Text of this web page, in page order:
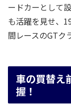
ードカーとして
も活躍を見せ、
間レースのGTク
車の買替え
握！